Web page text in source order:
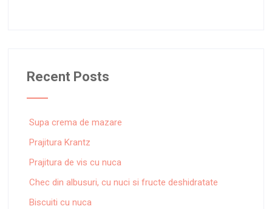
Recent Posts
Supa crema de mazare
Prajitura Krantz
Prajitura de vis cu nuca
Chec din albusuri, cu nuci si fructe deshidratate
Biscuiti cu nuca